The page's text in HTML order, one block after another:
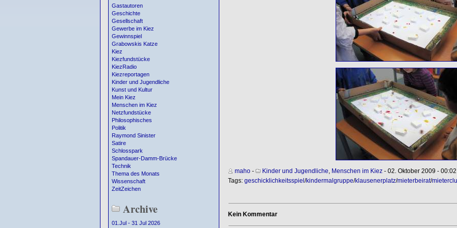
Gastautoren
Geschichte
Gesellschaft
Gewerbe im Kiez
Gewinnspiel
Grabowskis Katze
Kiez
Kiezfundstücke
KiezRadio
Kiezreportagen
Kinder und Jugendliche
Kunst und Kultur
Mein Kiez
Menschen im Kiez
Netzfundstücke
Philosophisches
Politik
Raymond Sinister
Satire
Schlosspark
Spandauer-Damm-Brücke
Technik
Thema des Monats
Wissenschaft
ZeitZeichen
Archive
01.Jul - 31 Jul 2026
maho- Kinder und Jugendliche Menschen im Kiez- 02. Oktober 2009 - 00:02
Tags: geschicklichkeitsspiel/kindermalgruppe/klausenerplatz/mieterbeirat/
Kein Kommentar